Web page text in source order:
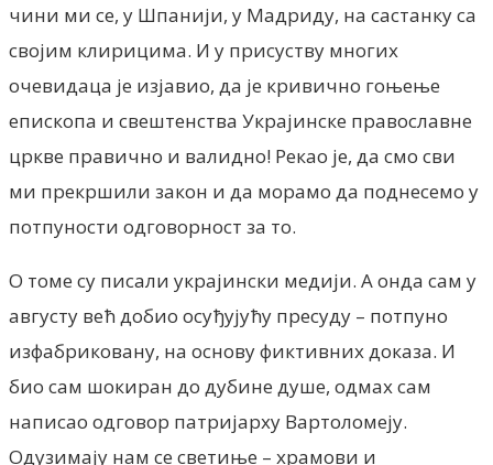
чини ми се, у Шпанији, у Мадриду, на састанку са
својим клирицима. И у присуству многих
очевидаца је изјавио, да је кривично гоњење
епископа и свештенства Украјинске православне
цркве правично и валидно! Рекао је, да смо сви
ми прекршили закон и да морамо да поднесемо у
потпуности одговорност за то.
О томе су писали украјински медији. А онда сам у
августу већ добио осуђујућу пресуду – потпуно
изфабриковану, на основу фиктивних доказа. И
био сам шокиран до дубине душе, одмах сам
написао одговор патријарху Вартоломеју.
Одузимају нам се светиње – храмови и